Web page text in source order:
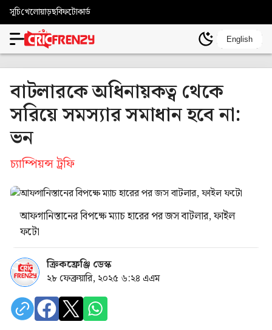
সূচিখেলোয়াড়ছবিফটোকার্ড
English
বাটলারকে অধিনায়কত্ব থেকে
সরিয়ে সমস্যার সমাধান হবে না:
ভন
চ্যাম্পিয়ন্স ট্রফি
আফগানিস্তানের বিপক্ষে ম্যাচ হারের পর জস বাটলার, ফাইল
ফটো
ক্রিকফ্রেঞ্জি ডেস্ক
২৮ ফেব্রুয়ারি, ২০২৫ ৬:২৪ এএম